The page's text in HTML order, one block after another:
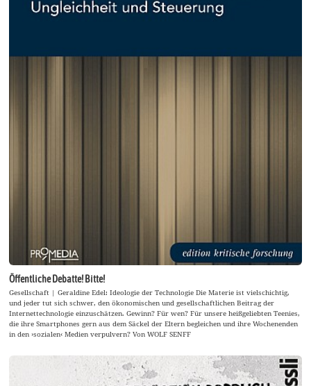
Öffentliche Debatte! Bitte!
Gesellschaft | Geraldine Edel: Ideologie der Technologie Die Materie ist vielschichtig,
und jeder tut sich schwer, den ökonomischen und gesellschaftlichen Beitrag der
Internettechnologie einzuschätzen. Gewinn? Für wen? Für unsere heißgeliebten Teenies,
die ihre Smartphones gern aus dem Säckel der Eltern begleichen und ihre Wochenenden
in den ›sozialen‹ Medien verpulvern? Von WOLF SENFF